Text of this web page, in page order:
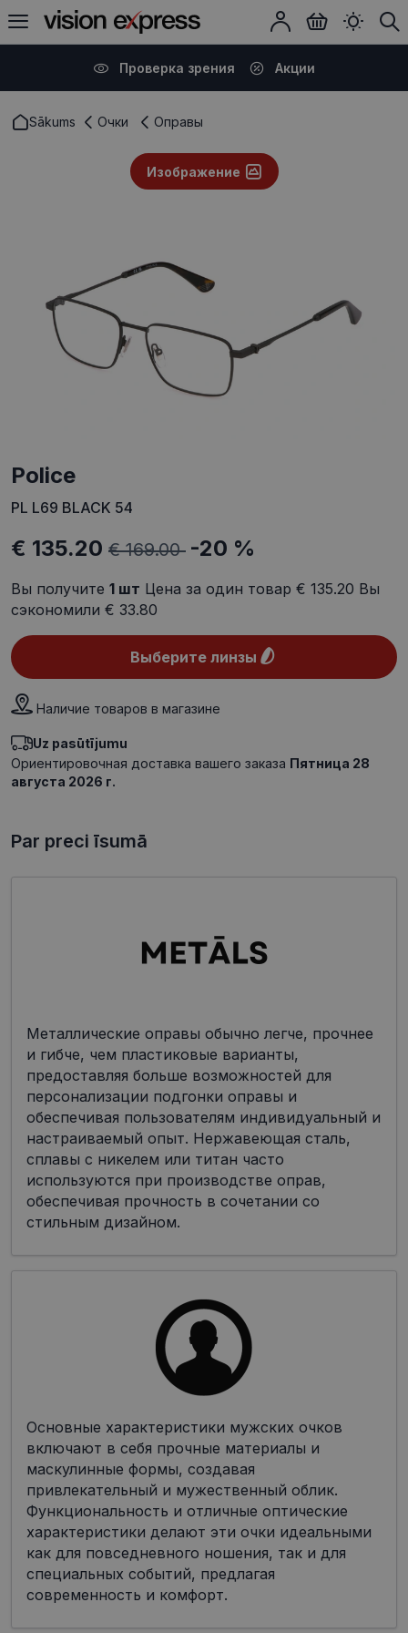
Проверка зрения Акции
Sākums Очки Оправы
Изображение
Police
PL L69 BLACK 54
€ 135.20 € 169.00 -20 %
Вы получите 1 шт Цена за один товар € 135.20 Вы
сэкономили € 33.80
Выберите линзы
Наличие товаров в магазине
Uz pasūtījumu
Ориентировочная доставка вашего заказа Пятница 28
августа 2026 г.
Par preci īsumā
Металлические оправы обычно легче, прочнее
и гибче, чем пластиковые варианты,
предоставляя больше возможностей для
персонализации подгонки оправы и
обеспечивая пользователям индивидуальный и
настраиваемый опыт. Нержавеющая сталь,
сплавы с никелем или титан часто
используются при производстве оправ,
обеспечивая прочность в сочетании со
стильным дизайном.
Основные характеристики мужских очков
включают в себя прочные материалы и
маскулинные формы, создавая
привлекательный и мужественный облик.
Функциональность и отличные оптические
характеристики делают эти очки идеальными
как для повседневного ношения, так и для
специальных событий, предлагая
современность и комфорт.